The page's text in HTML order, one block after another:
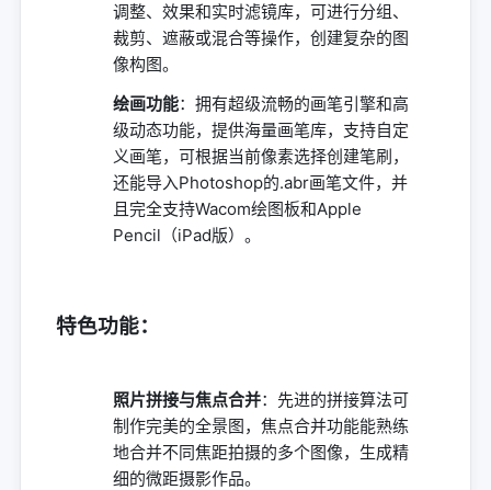
调整、效果和实时滤镜库，可进行分组、
裁剪、遮蔽或混合等操作，创建复杂的图
像构图。
绘画功能：拥有超级流畅的画笔引擎和高
级动态功能，提供海量画笔库，支持自定
义画笔，可根据当前像素选择创建笔刷，
还能导入Photoshop的.abr画笔文件，并
且完全支持Wacom绘图板和Apple
Pencil（iPad版）。
特色功能：
照片拼接与焦点合并：先进的拼接算法可
制作完美的全景图，焦点合并功能能熟练
地合并不同焦距拍摄的多个图像，生成精
细的微距摄影作品。